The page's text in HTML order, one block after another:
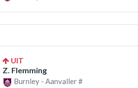
UIT
Z. Flemming
Burnley - Aanvaller #